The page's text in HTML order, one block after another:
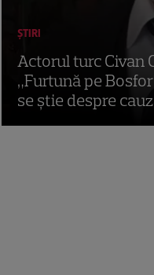
ȘTIRI
Actorul turc Civan
„Furtună pe
se știe despre